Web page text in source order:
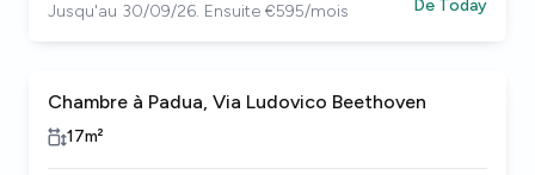
Jusqu'au 30/09/26. Ensuite €595/mois
De Today
Chambre à Padua, Via Ludovico Beethoven
17m²